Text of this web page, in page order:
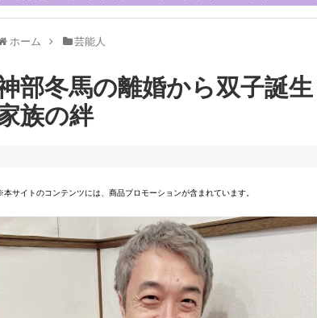
ホーム 芸能人
部冬馬の離婚から双子誕
族の絆
本サイトのコンテンツには、商品プロモーションが含まれています。